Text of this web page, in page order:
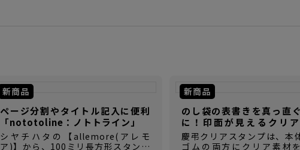
新商品
ページ分割やタイトル記入に便利
「nototoline：ノトトライン」
シヤチハタの【allemore(アレモ
ア)】から、100ミリ長方形スタンプ
新商品
のし袋の表書きを真っ直
に！印面が見えるクリ
【慶弔クリアスタンプ】
慶弔クリアスタンプは、本
ゴムの両方にクリア素材